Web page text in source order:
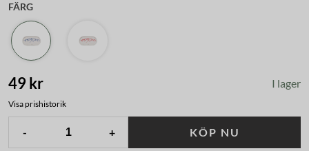
FÄRG
49 kr I lager
Visa prishistorik
- + KÖP NU